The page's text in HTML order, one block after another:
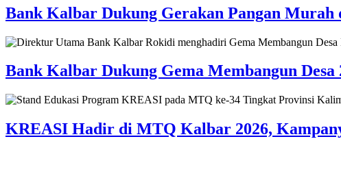
Bank Kalbar Dukung Gerakan Pangan
Bank Kalbar Dukung Gema Membangun
KREASI Hadir di MTQ Kalbar 2026,